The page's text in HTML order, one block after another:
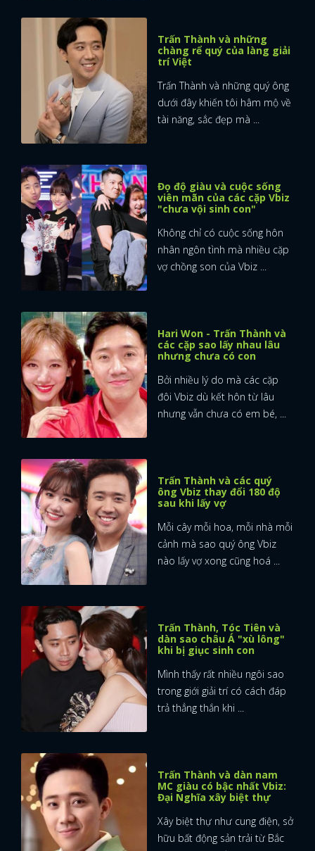
Trấn Thành và những
chàng rể quý của làng giải
trí Việt
Trấn Thành và những quý ông
dưới đây khiến tôi hâm mộ về
tài năng, sắc đẹp mà ...
Đọ độ giàu và cuộc sống
viên mãn của các cặp Vbiz
"chưa vội sinh con"
Không chỉ có cuộc sống hôn
nhân ngôn tình mà nhiều cặp
vợ chồng son của Vbiz ...
Hari Won - Trấn Thành và
các cặp sao lấy nhau lâu
nhưng chưa có con
Bởi nhiều lý do mà các cặp
đôi Vbiz dù kết hôn từ lâu
nhưng vẫn chưa có em bé, ...
Trấn Thành và các quý
ông Vbiz thay đổi 180 độ
sau khi lấy vợ
Mỗi cây mỗi hoa, mỗi nhà mỗi
cảnh mà sao quý ông Vbiz
nào lấy vợ xong cũng hoá ...
Trấn Thành, Tóc Tiên và
dàn sao châu Á "xù lông"
khi bị giục sinh con
Mình thấy rất nhiều ngôi sao
trong giới giải trí có cách đáp
trả thẳng thắn khi ...
Trấn Thành và dàn nam
MC giàu có bậc nhất Vbiz:
Đại Nghĩa xây biệt thự
Xây biệt thự như cung điện, sở
hữu bất động sản trải từ Bắc